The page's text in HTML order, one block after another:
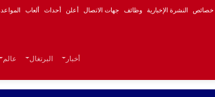
خصائص النشرة الإخبارية وظائف جهات الاتصال أعلن أحداث ألعاب
أخبار البرتغال عالم